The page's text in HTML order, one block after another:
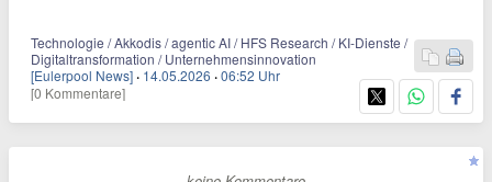
Technologie / Akkodis / agentic AI / HFS Research / KI-Dienste /
Digitaltransformation / Unternehmensinnovation
[Eulerpool News] · 14.05.2026 ·06:52 Uhr
[0 Kommentare]